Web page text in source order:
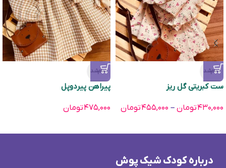
تمام‌شد
ست کبریتی گل ریز
۴۳۰,۰۰۰تومان – ۴۵۵,۰۰۰تومان
تمام‌شد
پیراهن پیردوپل
۴۷۵,۰۰۰تومان
درباره کودک شیک پوش